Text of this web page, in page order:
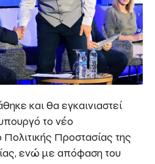
και θα εγκαινιαστεί
το νέο
Προστασίας της
ενώ με απόφαση του